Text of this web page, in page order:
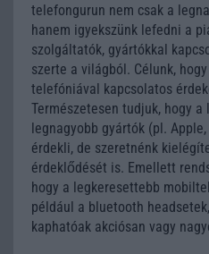
telefongurun nem csak a
hanem igyekszünk lefedni a
szolgáltatók, gyártókkal
szerte a világból. Célunk,
telefóniával kapcsolatos
Természetesen tudjuk, hogy
legnagyobb gyártók (pl.
érdekli, de szeretnénk
érdeklődését is. Emellett
hogy a legkeresettebb
például a bluetooth
kaphatóak akciósan vagy